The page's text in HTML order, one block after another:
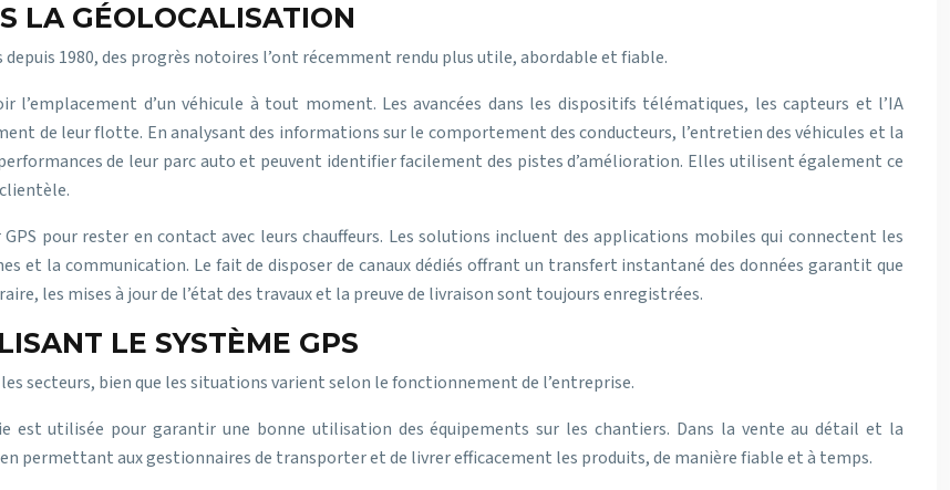
LA GÉOLOCALISATION
1980, des progrès notoires l’ont récemment rendu plus utile, abordable et fiable.
d’un véhicule à tout moment. Les avancées dans les dispositifs télématiques, les capteurs et l’IA
de leur flotte. En analysant des informations sur le comportement des conducteurs, l’entretien des véhicules et la
de leur parc auto et peuvent identifier facilement des pistes d’amélioration. Elles utilisent également ce
GPS pour rester en contact avec leurs chauffeurs. Les solutions incluent des applications mobiles qui connectent les
et la communication. Le fait de disposer de canaux dédiés offrant un transfert instantané des données garantit que
les mises à jour de l’état des travaux et la preuve de livraison sont toujours enregistrées.
LE SYSTÈME GPS
secteurs, bien que les situations varient selon le fonctionnement de l’entreprise.
est utilisée pour garantir une bonne utilisation des équipements sur les chantiers. Dans la vente au détail et la
permettant aux gestionnaires de transporter et de livrer efficacement les produits, de manière fiable et à temps.